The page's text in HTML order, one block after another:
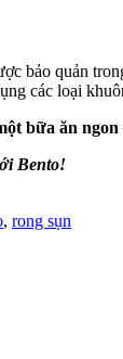
bảo quản
các loại
bữa ăn
Bento!
, rong sụn